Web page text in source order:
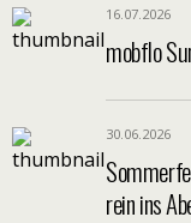
16.07.2026
mobflo
30.06.2026
rein ins